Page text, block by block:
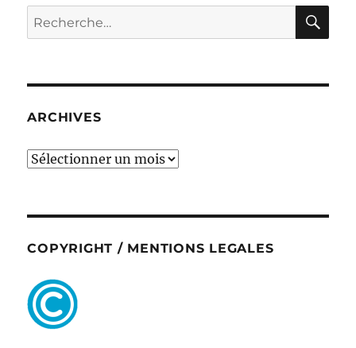
Recherche
pour :
ARCHIVES
ARCHIVES
COPYRIGHT / MENTIONS LEGALES